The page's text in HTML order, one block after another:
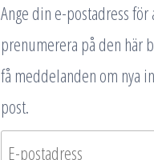
Ange din e-postadress för
prenumerera på den här
få meddelanden om nya
post.
E-